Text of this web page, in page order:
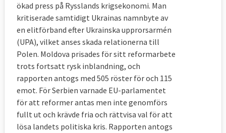
medlemskapsförhandlingar lagts på is på
obestämd tid.
ökad press på Rysslands krigsekonomi. Man
kritiserade samtidigt Ukrainas namnbyte av
en elitförband efter Ukrainska upprorsarmén
(UPA), vilket anses skada relationerna till
Polen. Moldova prisades för sitt reformarbete
trots fortsatt rysk inblandning, och
rapporten antogs med 505 röster för och 115
emot. För Serbien varnade EU-parlamentet
för att reformer antas men inte genomförs
fullt ut och krävde fria och rättvisa val för att
lösa landets politiska kris. Rapporten antogs